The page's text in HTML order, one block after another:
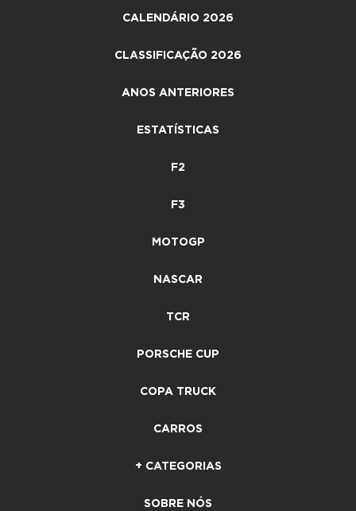
CALENDÁRIO 2026
CLASSIFICAÇÃO 2026
ANOS ANTERIORES
ESTATÍSTICAS
F2
F3
MOTOGP
NASCAR
TCR
PORSCHE CUP
COPA TRUCK
CARROS
+ CATEGORIAS
SOBRE NÓS